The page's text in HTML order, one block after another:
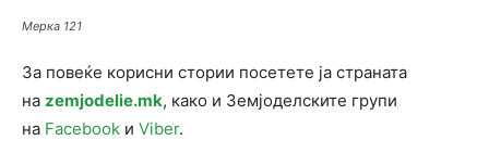
Мерка 121
За повеќе корисни стории посетете ја страната
на zemjodelie.mk, како и Земјоделските групи
на Facebook и Viber.